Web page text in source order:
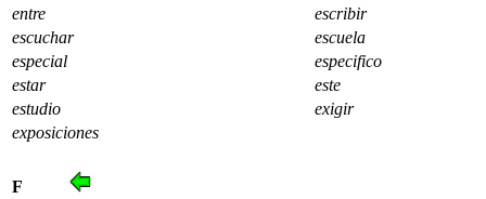
entre
escribir
escuchar
escuela
especial
especifico
estar
este
estudio
exigir
exposiciones
F